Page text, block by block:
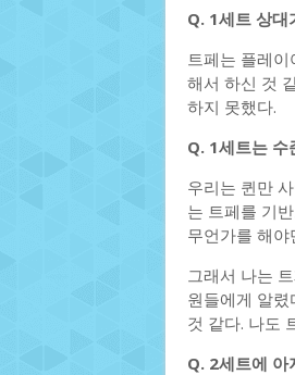
Q. 1세트 상대
트페는 플레이
해서 하신 것
하지 못했다.
Q. 1세트는 수
우리는 퀸만
는 트페를 기
무언가를 해
그래서 나는
원들에게 알
것 같다. 나도
Q. 2세트에 아